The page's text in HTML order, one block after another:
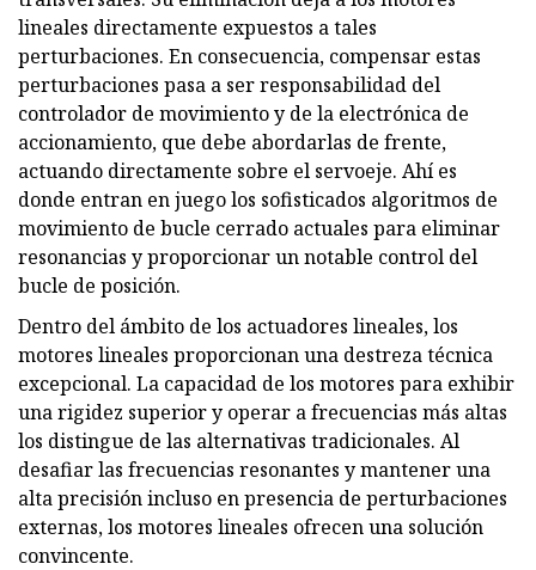
lineales directamente expuestos a tales
perturbaciones. En consecuencia, compensar estas
perturbaciones pasa a ser responsabilidad del
controlador de movimiento y de la electrónica de
accionamiento, que debe abordarlas de frente,
actuando directamente sobre el servoeje. Ahí es
donde entran en juego los sofisticados algoritmos de
movimiento de bucle cerrado actuales para eliminar
resonancias y proporcionar un notable control del
bucle de posición.
Dentro del ámbito de los actuadores lineales, los
motores lineales proporcionan una destreza técnica
excepcional. La capacidad de los motores para exhibir
una rigidez superior y operar a frecuencias más altas
los distingue de las alternativas tradicionales. Al
desafiar las frecuencias resonantes y mantener una
alta precisión incluso en presencia de perturbaciones
externas, los motores lineales ofrecen una solución
convincente.